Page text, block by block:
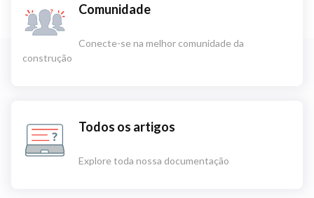
Comunidade
Conecte-se na melhor comunidade da
construção
Todos os artigos
Explore toda nossa documentação